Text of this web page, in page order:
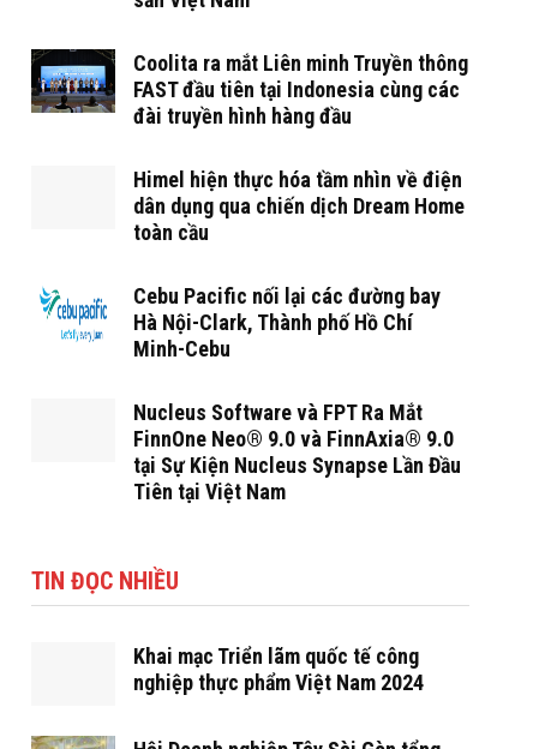
Coolita ra mắt Liên minh Truyền thông
FAST đầu tiên tại Indonesia cùng các
đài truyền hình hàng đầu
Himel hiện thực hóa tầm nhìn về điện
dân dụng qua chiến dịch Dream Home
toàn cầu
Cebu Pacific nối lại các đường bay
Hà Nội-Clark, Thành phố Hồ Chí
Minh-Cebu
Nucleus Software và FPT Ra Mắt
FinnOne Neo® 9.0 và FinnAxia® 9.0
tại Sự Kiện Nucleus Synapse Lần Đầu
Tiên tại Việt Nam
TIN ĐỌC NHIỀU
Khai mạc Triển lãm quốc tế công
nghiệp thực phẩm Việt Nam 2024